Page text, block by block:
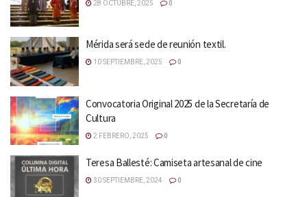
28 OCTUBRE, 2025 0
Mérida será sede de reunión textil.
10 SEPTIEMBRE, 2025 0
Convocatoria Original 2025 de la Secretaría de
Cultura
2 FEBRERO, 2025 0
Teresa Ballesté: Camiseta artesanal de cine
30 SEPTIEMBRE, 2024 0